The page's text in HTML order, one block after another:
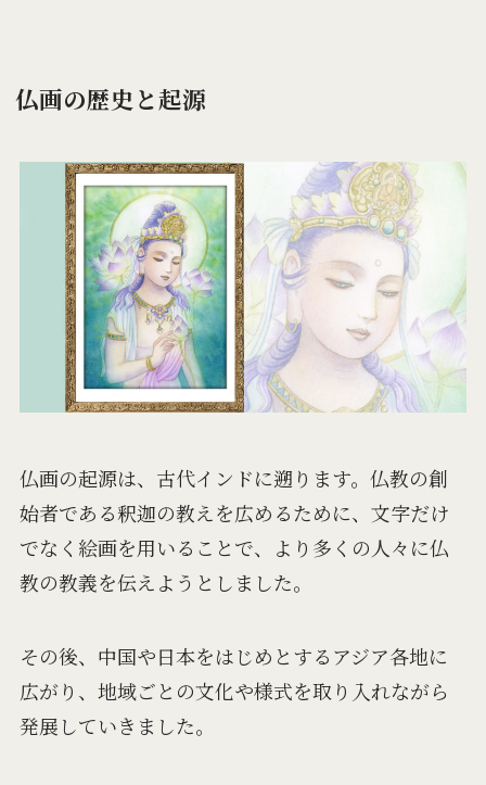
仏画の歴史と起源
仏画の起源は、古代インドに遡ります。仏教の創
始者である釈迦の教えを広めるために、文字だけ
でなく絵画を用いることで、より多くの人々に仏
教の教義を伝えようとしました。
その後、中国や日本をはじめとするアジア各地に
広がり、地域ごとの文化や様式を取り入れながら
発展していきました。